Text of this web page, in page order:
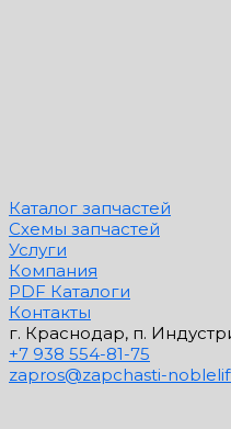
Каталог запчастей
Схемы запчастей
Услуги
Компания
PDF Каталоги
Контакты
г. Краснодар, п.
+7 938 554-81-75
zapros@zapchasti-